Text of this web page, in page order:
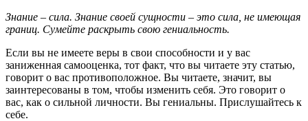
Знание – сила. Знание своей сущности – это сила, не имеющая
границ. Сумейте раскрыть свою гениальность.
Если вы не имеете веры в свои способности и у вас
заниженная самооценка, тот факт, что вы читаете эту статью,
говорит о вас противоположное. Вы читаете, значит, вы
заинтересованы в том, чтобы изменить себя. Это говорит о
вас, как о сильной личности. Вы гениальны. Прислушайтесь к
себе.